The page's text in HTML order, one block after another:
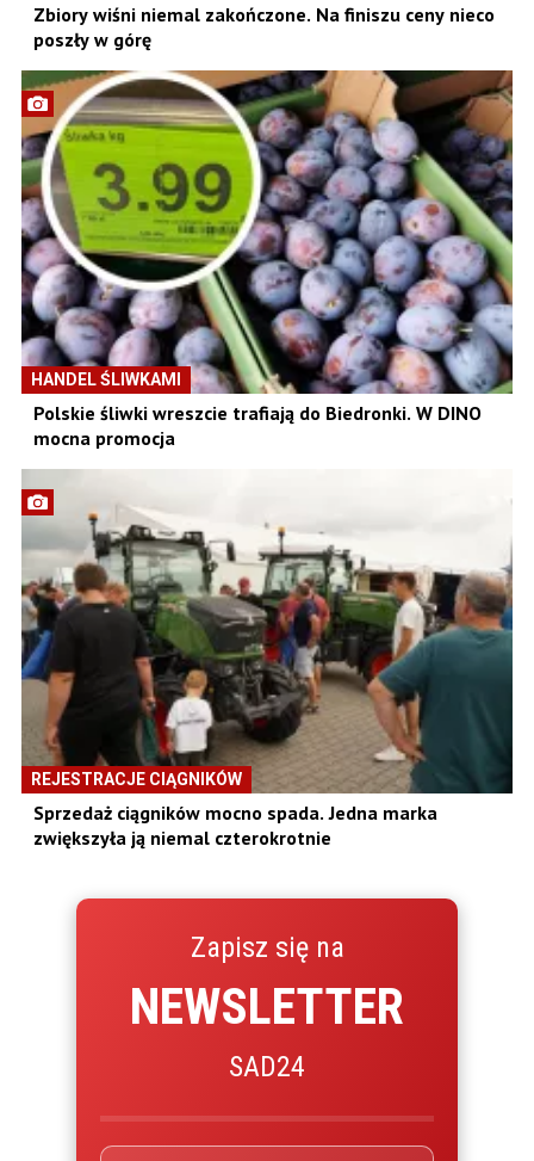
Zbiory wiśni niemal zakończone. Na finiszu ceny nieco
poszły w górę
HANDEL ŚLIWKAMI
Polskie śliwki wreszcie trafiają do Biedronki. W DINO
mocna promocja
REJESTRACJE CIĄGNIKÓW
Sprzedaż ciągników mocno spada. Jedna marka
zwiększyła ją niemal czterokrotnie
Zapisz się na
NEWSLETTER
SAD24